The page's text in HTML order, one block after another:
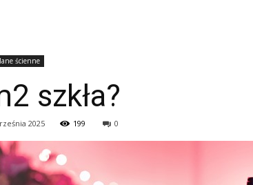
ścienne
szkła?
2025 199 0